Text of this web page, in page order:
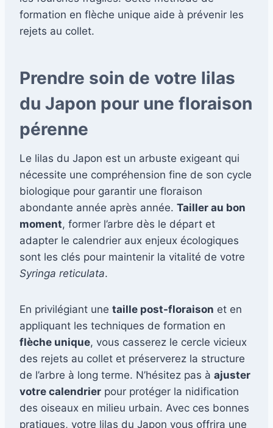
formation en flèche unique aide à prévenir les
rejets au collet.
Prendre soin de votre lilas
du Japon pour une floraison
pérenne
Le lilas du Japon est un arbuste exigeant qui
nécessite une compréhension fine de son cycle
biologique pour garantir une floraison
abondante année après année. Tailler au bon
moment, former l’arbre dès le départ et
adapter le calendrier aux enjeux écologiques
sont les clés pour maintenir la vitalité de votre
Syringa reticulata.
En privilégiant une taille post-floraison et en
appliquant les techniques de formation en
flèche unique, vous casserez le cercle vicieux
des rejets au collet et préserverez la structure
de l’arbre à long terme. N’hésitez pas à ajuster
votre calendrier pour protéger la nidification
des oiseaux en milieu urbain. Avec ces bonnes
pratiques, votre lilas du Japon vous offrira une